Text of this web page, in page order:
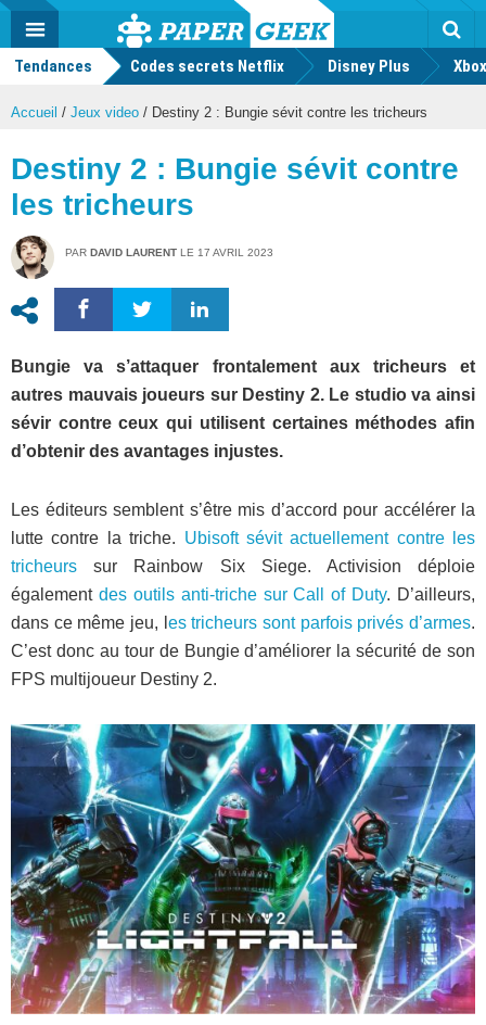
Actu
geek
MENU
Tendances Codes secrets Netflix Disney Plus
Accueil / Jeux video / Destiny 2 : Bungie sévit contre les tricheurs
Destiny 2 : Bungie sévit contre
les tricheurs
PAR DAVID LAURENT LE 17 AVRIL 2023
Bungie va s’attaquer frontalement aux tricheurs et
autres mauvais joueurs sur Destiny 2. Le studio va ainsi
sévir contre ceux qui utilisent certaines méthodes afin
d’obtenir des avantages injustes.
Les éditeurs semblent s’être mis d’accord pour accélérer la
lutte contre la triche. Ubisoft sévit actuellement contre les
tricheurs sur Rainbow Six Siege. Activision déploie
également des outils anti-triche sur Call of Duty. D’ailleurs,
dans ce même jeu, l es tricheurs sont parfois privés d’armes.
C’est donc au tour de Bungie d’améliorer la sécurité de son
FPS multijoueur Destiny 2.
Mode
FacebookTwitter Youtube